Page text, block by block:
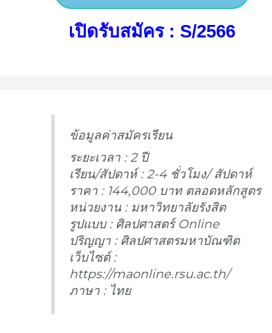
เปิดรับสมัคร : S/2566
ข้อมูลค่าสมัครเรียน
ระยะเวลา : 2 ปี
เรียน/สัปดาห์ : 2-4 ชั่วโมง/ สัปดาห์
ราคา : 144,000 บาท ตลอดหลักสูตร
หน่วยงาน : มหาวิทยาลัยรังสิต
รูปแบบ : ศิลปศาสตร์ Online
ปริญญา : ศิลปศาสตรมหาบัณฑิต
เว็บไซต์ :
https://maonline.rsu.ac.th/
ภาษา : ไทย